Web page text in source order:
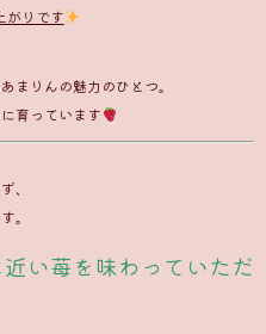
がりです
まりんの魅力のひとつ。
育っています
、
。
い苺を味わっていただ